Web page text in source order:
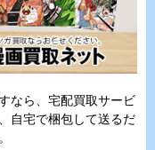
なら、宅配買取サービ
自宅で梱包して送るだ